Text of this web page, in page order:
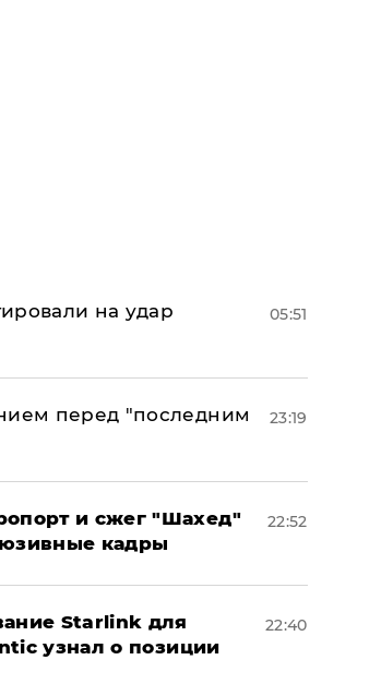
на удар
05:51
перед "последним
23:19
и сжег "Шахед"
кадры
22:52
Starlink для
узнал о позиции
22:40